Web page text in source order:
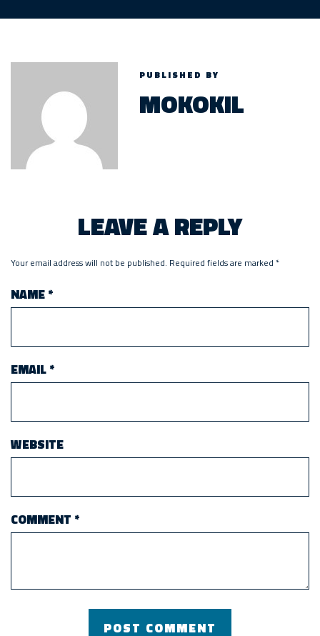
PUBLISHED BY
MOKOKIL
LEAVE A REPLY
Your email address will not be published. Required fields are marked *
NAME*
EMAIL*
WEBSITE
COMMENT *